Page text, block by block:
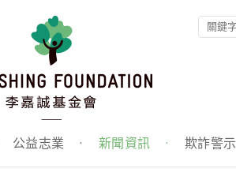
公益志業 · 新聞資訊 · 欺詐警示